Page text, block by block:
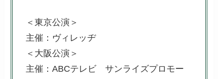
＜東京公演＞
主催：ヴィレッヂ
＜大阪公演＞
主催：ABCテレビ サンライズプロモー